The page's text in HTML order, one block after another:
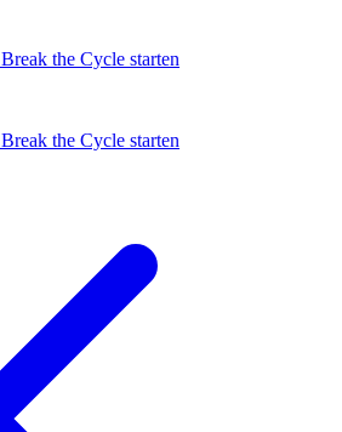
Break the Cycle starten
Break the Cycle starten